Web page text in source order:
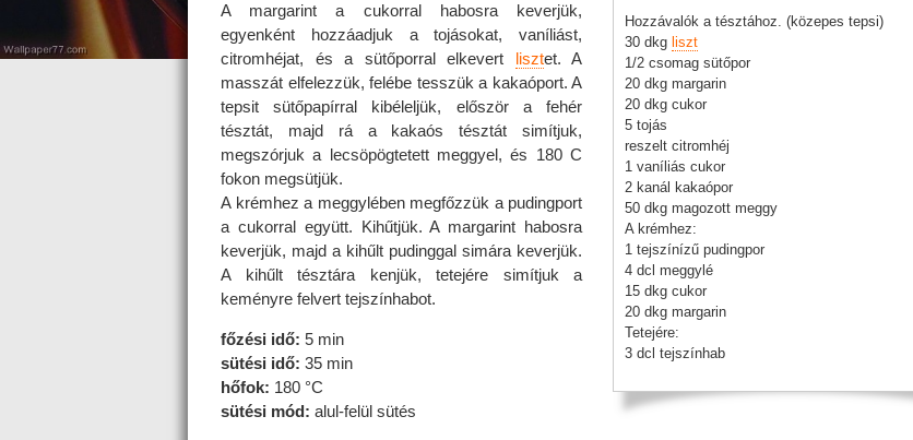
A margarint a cukorral habosra keverjük,
egyenként hozzáadjuk a tojásokat, vaníliást,
citromhéjat, és a sütőporral elkevert lisztet. A
masszát elfelezzük, felébe tesszük a kakaóport. A
tepsit sütőpapírral kibéleljük, először a fehér
tésztát, majd rá a kakaós tésztát simítjuk,
megszórjuk a lecsöpögtetett meggyel, és 180 C
fokon megsütjük.
A krémhez a meggylében megfőzzük a pudingport
a cukorral együtt. Kihűtjük. A margarint habosra
keverjük, majd a kihűlt pudinggal simára keverjük.
A kihűlt tésztára kenjük, tetejére simítjuk a
keményre felvert tejszínhabot.
főzési idő: 5 min
sütési idő: 35 min
hőfok: 180 °C
sütési mód: alul-felül sütés
Hozzávalók a tésztához. (közepes tepsi)
30 dkg liszt
1/2 csomag sütőpor
20 dkg margarin
20 dkg cukor
5 tojás
reszelt citromhéj
1 vaníliás cukor
2 kanál kakaópor
50 dkg magozott meggy
A krémhez:
1 tejszínízű pudingpor
4 dcl meggylé
15 dkg cukor
20 dkg margarin
Tetejére:
3 dcl tejszínhab